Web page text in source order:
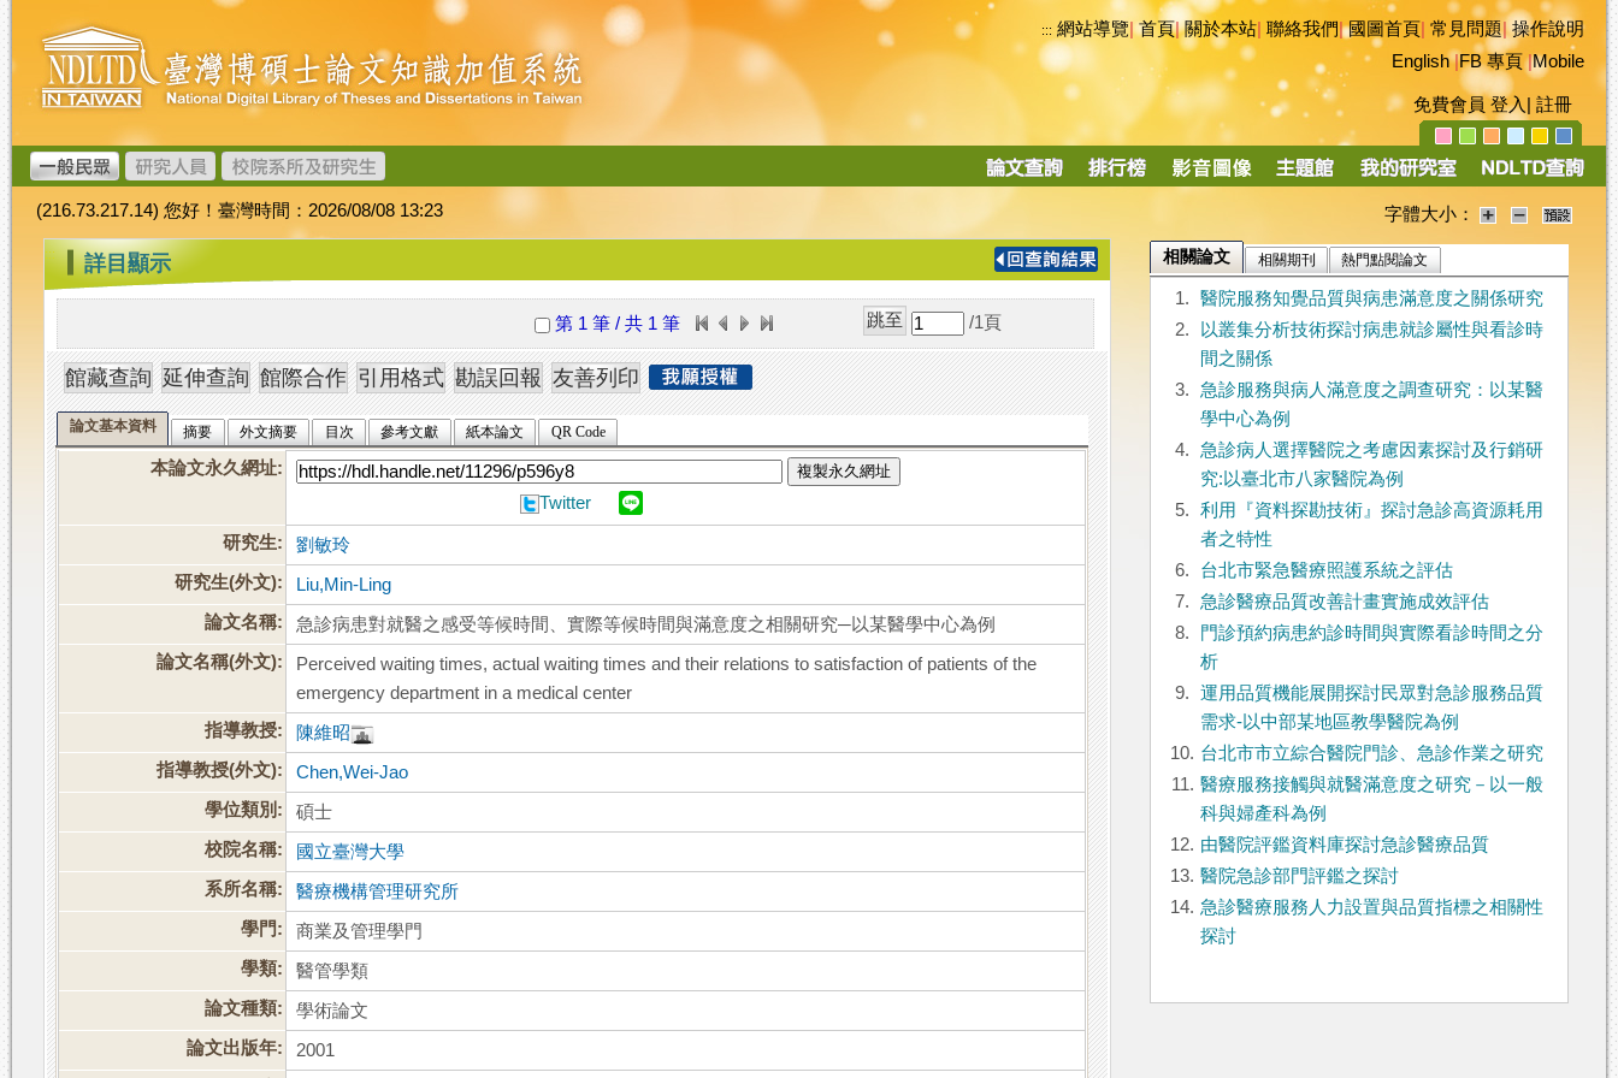
跳
到
主
要
內
容
臺
灣
博
碩
士
論
文
加
值
系
統
::: 網站導覽|首頁|關於本站 聯絡我們|國圖首頁 常見問題|操作說明
English|FB 專頁|Mobile
免費會員 登入 註冊
導
(216.73.217.14) 您好！臺灣時間：2026/08/08 13:23 字體大小：
::: 詳目顯示
第 1 筆 / 共 1 筆 /1 頁
論文基本資料 摘要 外文摘要 目次 參考文獻 紙本論文 QR Code
本論文永久網址: 複製永久網址
Twitter
研究生:
劉敏玲
研究生(外文):
Liu,Min-Ling
論文名稱:
急診病患對就醫之感受等候時間、實際等候時間與滿意度之相關研究─以某醫學中心為例
論文名稱(外文):
Perceived waiting times, actual waiting times and their relations to satisfaction of patients of the
emergency department in a medical center
指導教授:
陳維昭
指導教授(外文):
Chen,Wei-Jao
學位類別:
碩士
校院名稱:
國立臺灣大學
系所名稱:
醫療機構管理研究所
學門:
商業及管理學門
學類:
醫管學類
論文種類:
學術論文
論文出版年:
2001
相關論文 相關期刊 熱門點閱論文
1.
醫院服務知覺品質與病患滿意度之關係研究
2.
以叢集分析技術探討病患就診屬性與看診時
間之關係
3.
急診服務與病人滿意度之調查研究：以某醫
學中心為例
4.
急診病人選擇醫院之考慮因素探討及行銷研
究:以臺北市八家醫院為例
5.
利用『資料探勘技術』探討急診高資源耗用
者之特性
6.
台北市緊急醫療照護系統之評估
7.
急診醫療品質改善計畫實施成效評估
8.
門診預約病患約診時間與實際看診時間之分
析
9.
運用品質機能展開探討民眾對急診服務品質
需求-以中部某地區教學醫院為例
10. 台北市市立綜合醫院門診、急診作業之研究
11. 醫療服務接觸與就醫滿意度之研究－以一般
科與婦產科為例
12. 由醫院評鑑資料庫探討急診醫療品質
13. 醫院急診部門評鑑之探討
14. 急診醫療服務人力設置與品質指標之相關性
探討